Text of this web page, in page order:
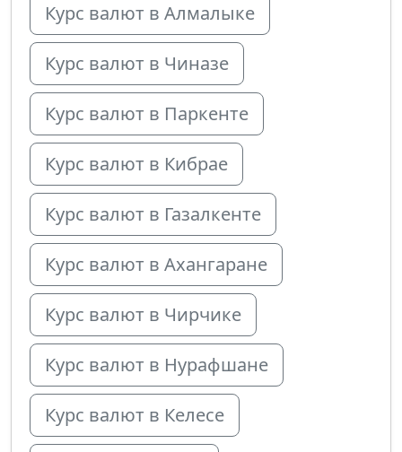
Курс валют в Алмалыке
Курс валют в Чиназе
Курс валют в Паркенте
Курс валют в Кибрае
Курс валют в Газалкенте
Курс валют в Ахангаране
Курс валют в Чирчике
Курс валют в Нурафшане
Курс валют в Келесе